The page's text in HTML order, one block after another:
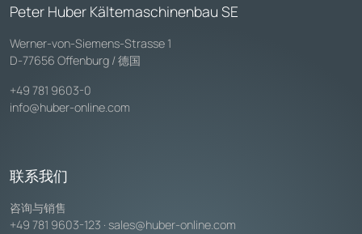
Peter Huber Kältemaschinenbau SE
Werner-von-Siemens-Strasse 1
D-77656 Offenburg / 德国
+49 781 9603-0
info@huber-online.com
联系我们
咨询与销售
+49 781 9603-123 · sales@huber-online.com